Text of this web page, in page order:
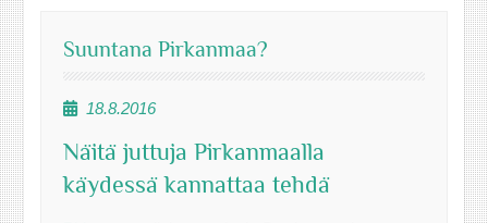
Suuntana Pirkanmaa?
18.8.2016
Näitä juttuja Pirkanmaalla
käydessä kannattaa tehdä